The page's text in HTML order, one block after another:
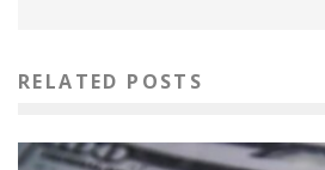
RELATED POSTS